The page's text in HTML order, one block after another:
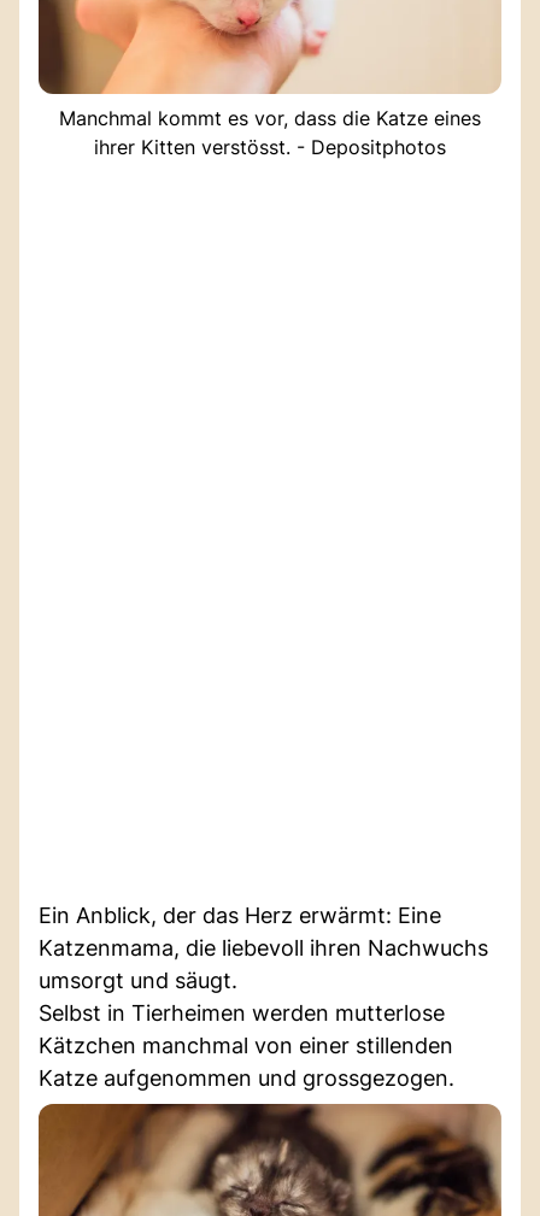
Manchmal kommt es vor, dass die Katze eines
ihrer Kitten verstösst. - Depositphotos
Ein Anblick, der das Herz erwärmt: Eine
Katzenmama, die liebevoll ihren Nachwuchs
umsorgt und säugt.
Selbst in Tierheimen werden mutterlose
Kätzchen manchmal von einer stillenden
Katze aufgenommen und grossgezogen.